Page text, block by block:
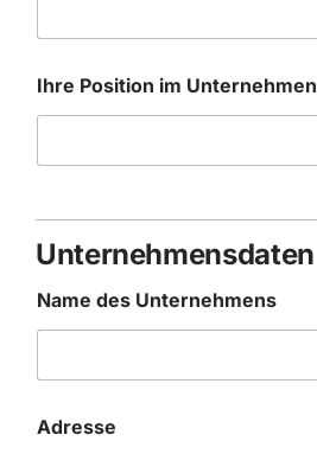
Ihre Position im Unternehmen
Unternehmensdaten
Name des Unternehmens
Adresse